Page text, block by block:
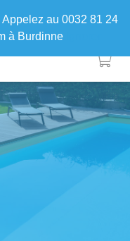
au 0032 81 24
à Burdinne